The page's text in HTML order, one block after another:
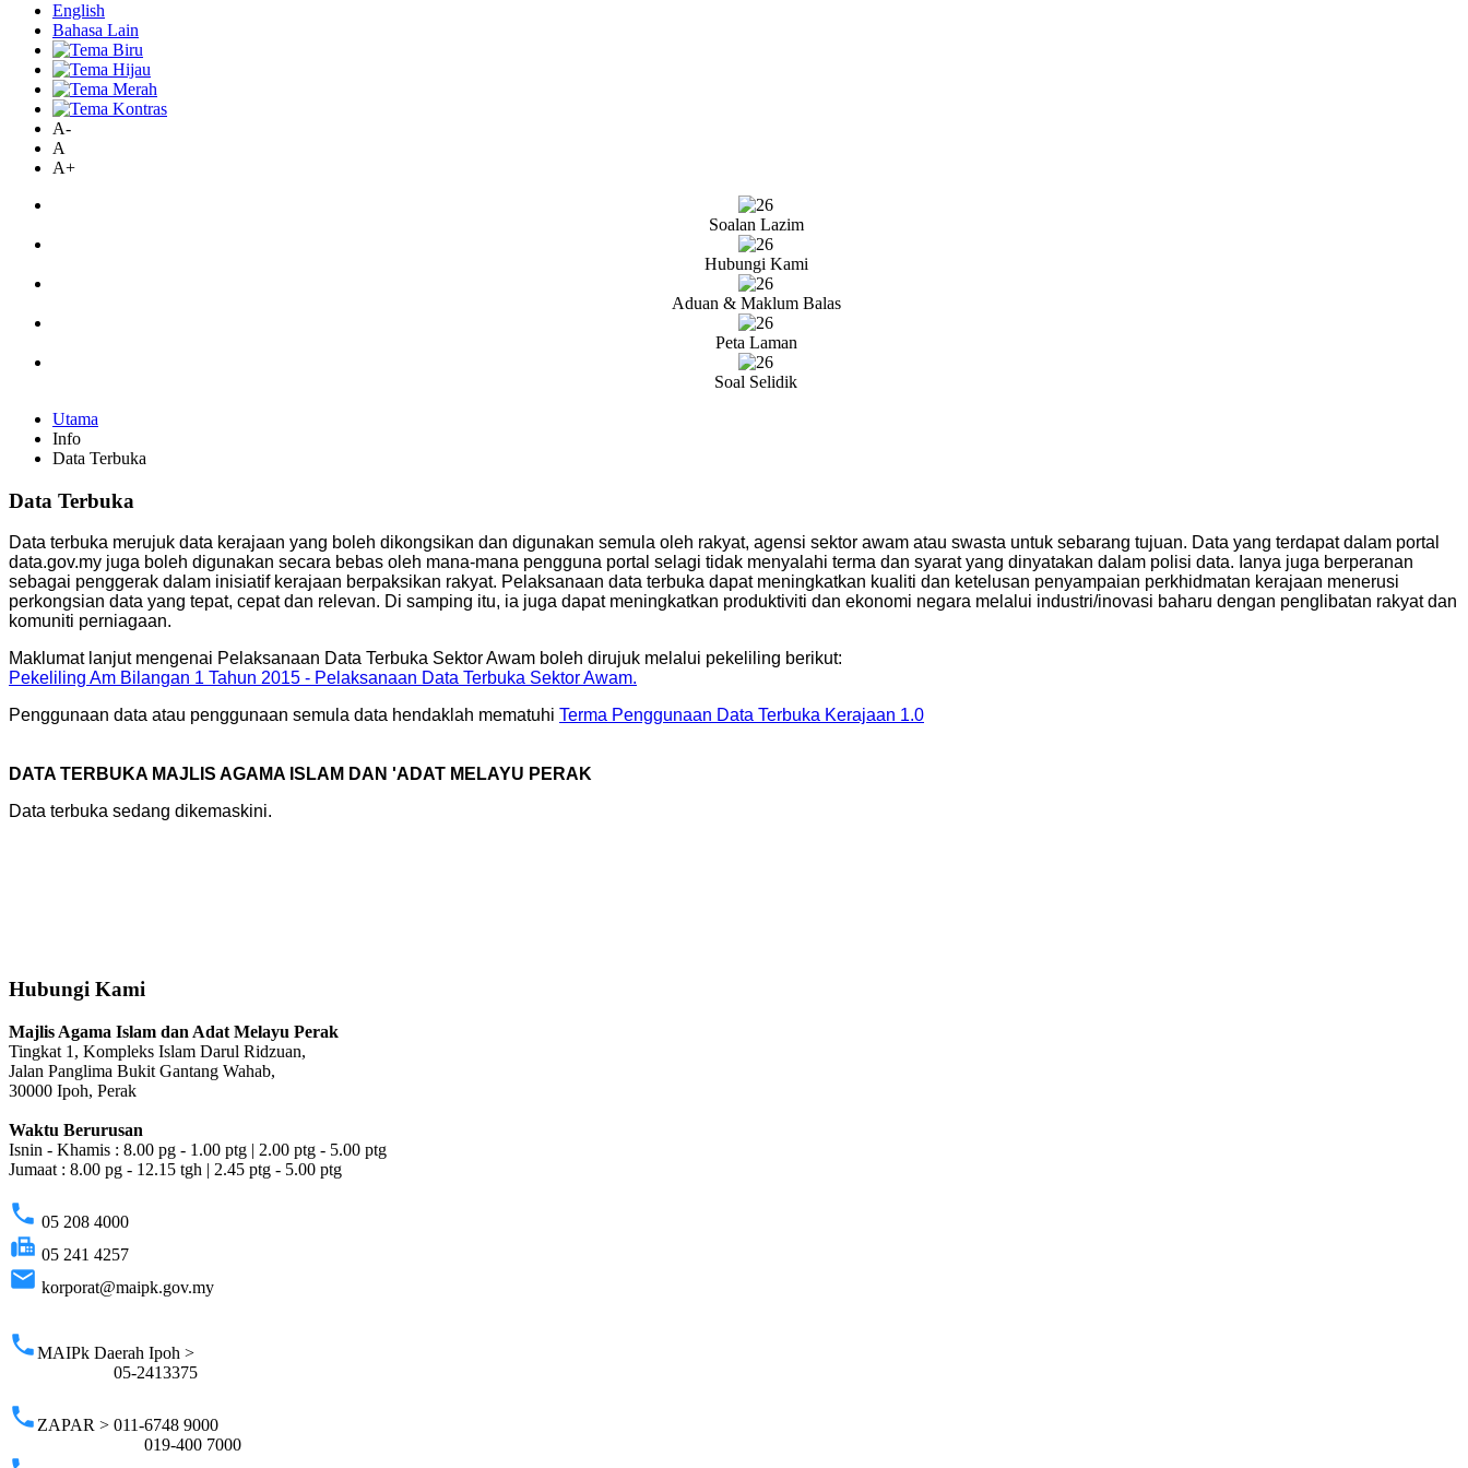
English
Bahasa Lain
A-
A
A+
Soalan Lazim
Hubungi Kami
Aduan & Maklum Balas
Peta Laman
Soal Selidik
Utama
Info
Data Terbuka
Data Terbuka
Data terbuka merujuk data kerajaan yang boleh dikongsikan dan digunakan semula oleh rakyat, agensi sektor awam atau swasta untuk sebarang tujuan. Data yang terdapat dalam portal
data.gov.my juga boleh digunakan secara bebas oleh mana-mana pengguna portal selagi tidak menyalahi terma dan syarat yang dinyatakan dalam polisi data. Ianya juga berperanan
sebagai penggerak dalam inisiatif kerajaan berpaksikan rakyat. Pelaksanaan data terbuka dapat meningkatkan kualiti dan ketelusan penyampaian perkhidmatan kerajaan menerusi
perkongsian data yang tepat, cepat dan relevan. Di samping itu, ia juga dapat meningkatkan produktiviti dan ekonomi negara melalui industri/inovasi baharu dengan penglibatan rakyat dan
komuniti perniagaan.
Maklumat lanjut mengenai Pelaksanaan Data Terbuka Sektor Awam boleh dirujuk melalui pekeliling berikut:
Pekeliling Am Bilangan 1 Tahun 2015 - Pelaksanaan Data Terbuka Sektor Awam.
Penggunaan data atau penggunaan semula data hendaklah mematuhi Terma Penggunaan Data Terbuka Kerajaan 1.0
DATA TERBUKA MAJLIS AGAMA ISLAM DAN 'ADAT MELAYU PERAK
Data terbuka sedang dikemaskini.
Hubungi Kami
Majlis Agama Islam dan Adat Melayu Perak
Tingkat 1, Kompleks Islam Darul Ridzuan,
Jalan Panglima Bukit Gantang Wahab,
30000 Ipoh, Perak
Waktu Berurusan
Isnin - Khamis : 8.00 pg - 1.00 ptg | 2.00 ptg - 5.00 ptg
Jumaat : 8.00 pg - 12.15 tgh | 2.45 ptg - 5.00 ptg
phone 05 208 4000
fax 05 241 4257
email korporat@maipk.gov.my
phoneMAIPk Daerah Ipoh >
05-2413375
phone ZAPAR > 011-6748 9000
019-400 7000